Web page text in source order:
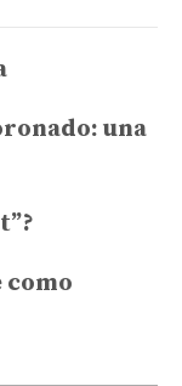
una
como